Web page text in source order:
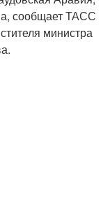
сообщает ТАСС
министра